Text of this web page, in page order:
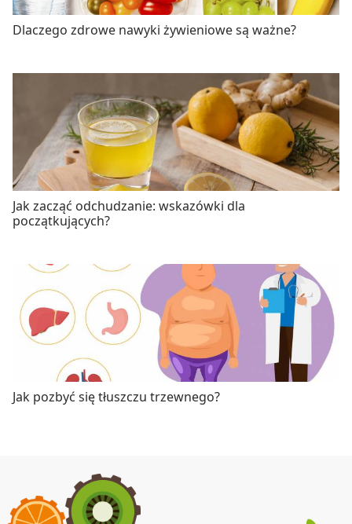
Dlaczego zdrowe nawyki żywieniowe są ważne?
Jak zacząć odchudzanie: wskazówki dla
początkujących?
Jak pozbyć się tłuszczu trzewnego?